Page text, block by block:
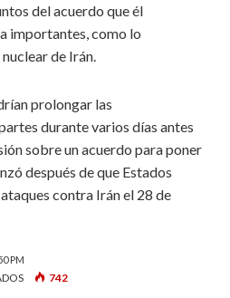
del acuerdo que él
importantes, como lo
de Irán.
prolongar las
durante varios días antes
sobre un acuerdo para poner
después de que Estados
contra Irán el 28 de
PM
EN
742